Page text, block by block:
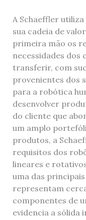
A Schaeffler
sua cadeia de
primeira mão os
necessidades dos
transferir, com
provenientes dos
para a robótica
desenvolver
do cliente que
um amplo
produtos, a
requisitos dos
lineares e
uma das
representam
componentes de
evidencia a sólida